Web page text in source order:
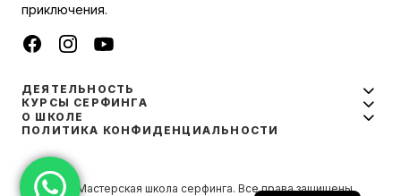
приключения.
ДЕЯТЕЛЬНОСТЬ
КУРСЫ СЕРФИНГА
О ШКОЛЕ
ПОЛИТИКА КОНФИДЕНЦИАЛЬНОСТИ
© 2024 — Мастерская школа серфинга. Все права защищены.